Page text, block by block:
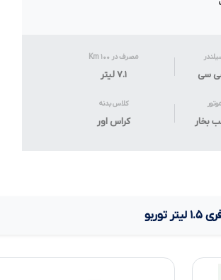
مصرف در ۱۰۰ Km
۷.۱لیتر
کلاس بدنه
کراس اور
۱.۵ لیتر توربو